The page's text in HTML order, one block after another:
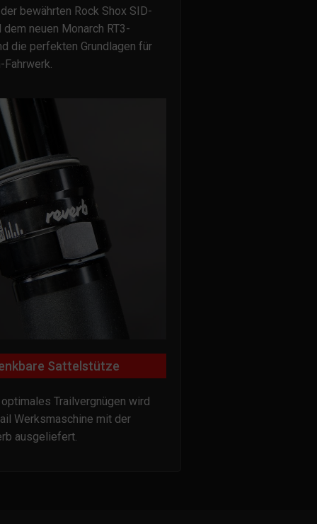
bewährten Rock Shox SID-
neuen Monarch RT3-
die perfekten Grundlagen für
Sattelstütze
Trailvergnügen wird
Werksmaschine mit der
ausgeliefert.